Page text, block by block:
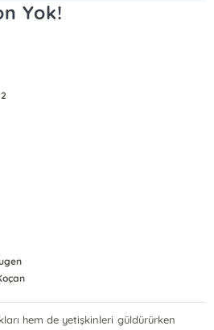
Yok!
hem de yetişkinleri güldürürken